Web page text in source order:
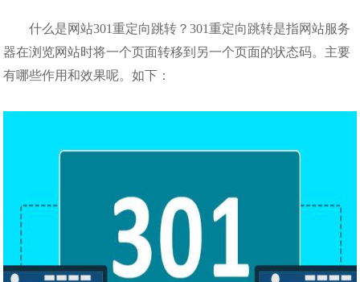
什么是网站301重定向跳转？301重定向跳转是指网站服务
器在浏览网站时将一个页面转移到另一个页面的状态码。主要
有哪些作用和效果呢。如下：